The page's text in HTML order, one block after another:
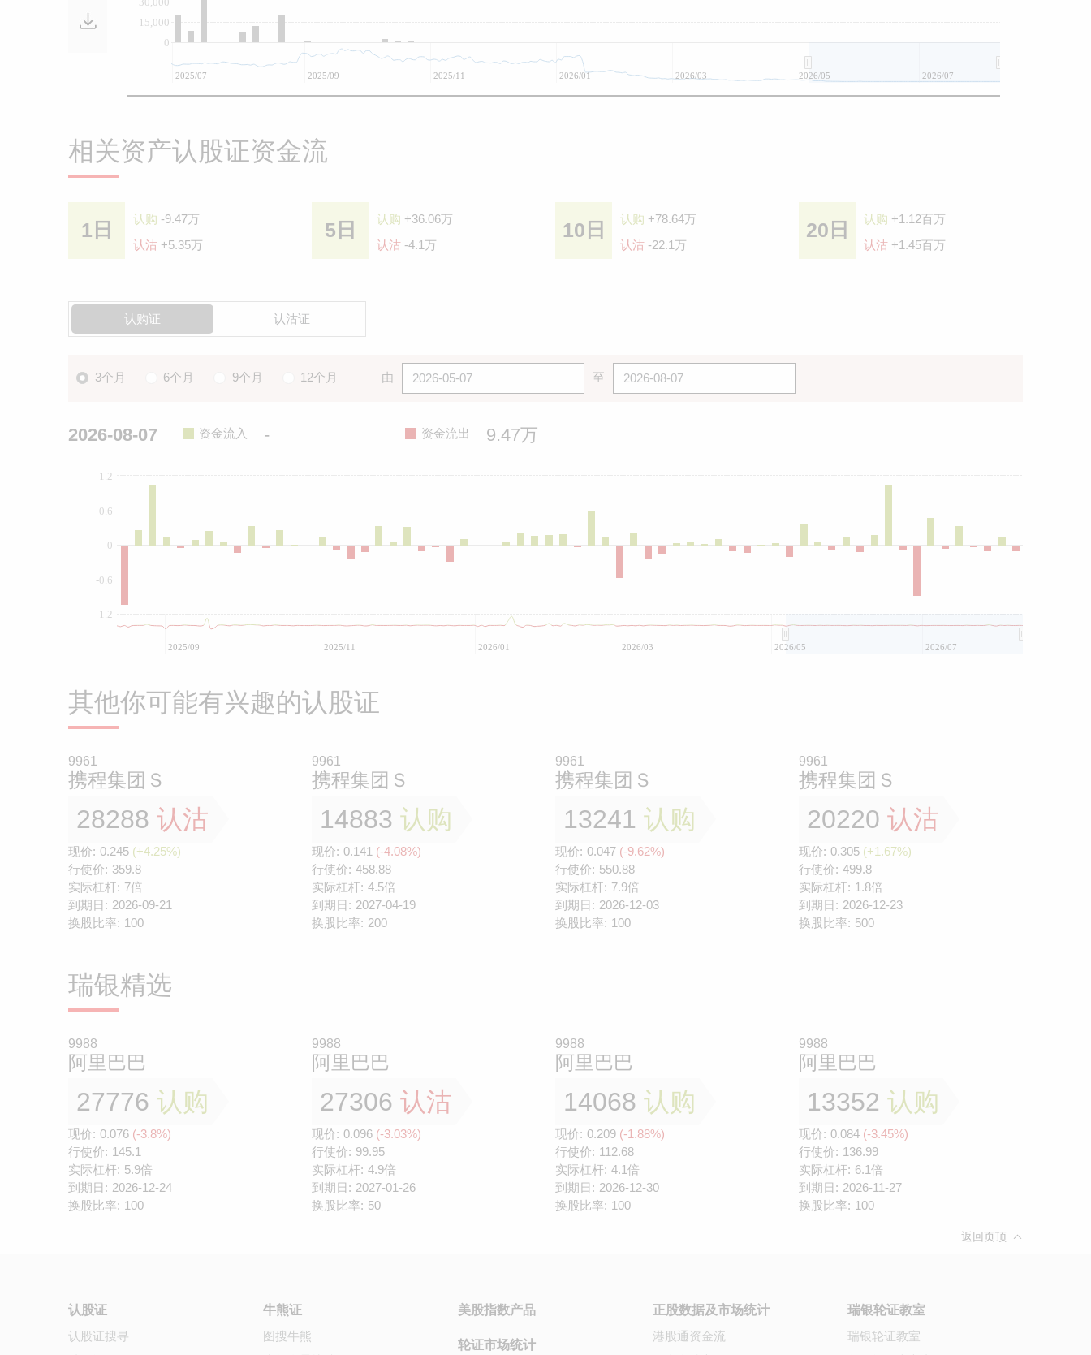
0
15,000
2025/07 2025/09 2025/11 2026/01 2026/03 2026/05 2026/07
相关资产认股证资金流
1日 认购 -9.47万
认沽 +5.35万
5日 认购 +36.06万
认沽 -4.1万
10日 认购 +78.64万
认沽 -22.1万
20日 认购 +1.12百万
认沽 +1.45百万
认购证 认沽证
3个月 6个月 9个月 12个月 由 至
2026-08-07 资金流入 - 资金流出 9.47万
0
-1.2
-0.6
0.6
1.2
2025/09 2025/11 2026/01 2026/03 2026/05 2026/07
其他你可能有兴趣的认股证
9961
携程集团Ｓ
28288 认沽
现价: 0.245 (+4.25%)
行使价: 359.8
实际杠杆: 7倍
到期日: 2026-09-21
换股比率: 100
9961
携程集团Ｓ
14883 认购
现价: 0.141 (-4.08%)
行使价: 458.88
实际杠杆: 4.5倍
到期日: 2027-04-19
换股比率: 200
9961
携程集团Ｓ
13241 认购
现价: 0.047 (-9.62%)
行使价: 550.88
实际杠杆: 7.9倍
到期日: 2026-12-03
换股比率: 100
9961
携程集团Ｓ
20220 认沽
现价: 0.305 (+1.67%)
行使价: 499.8
实际杠杆: 1.8倍
到期日: 2026-12-23
换股比率: 500
瑞银精选
9988
阿里巴巴
27776 认购
现价: 0.076 (-3.8%)
行使价: 145.1
实际杠杆: 5.9倍
到期日: 2026-12-24
换股比率: 100
9988
阿里巴巴
27306 认沽
现价: 0.096 (-3.03%)
行使价: 99.95
实际杠杆: 4.9倍
到期日: 2027-01-26
换股比率: 50
9988
阿里巴巴
14068 认购
现价: 0.209 (-1.88%)
行使价: 112.68
实际杠杆: 4.1倍
到期日: 2026-12-30
换股比率: 100
9988
阿里巴巴
13352 认购
现价: 0.084 (-3.45%)
行使价: 136.99
实际杠杆: 6.1倍
到期日: 2026-11-27
换股比率: 100
返回页顶
认股证
认股证搜寻
牛熊证
图搜牛熊
美股指数产品
轮证市场统计
正股数据及市场统计
港股通资金流
瑞银轮证教室
瑞银轮证教室